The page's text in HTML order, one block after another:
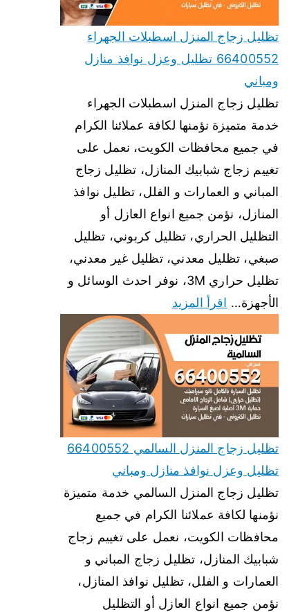
تظليل زجاج المنزل اسطبلات الجهراء
66400552 تظليل وعزل نوافذ منازل
ومباني
تظليل زجاج المنزل اسطبلات الجهراء
خدمة متميزة نؤمنها لكافة عملائنا الكرام
في جميع محافظات الكويت، نعمل على
تغييم زجاج شبابيك المنازل، تظليل زجاج
المباني و العمارات و الفلل، تظليل نوافذ
المنازل، نؤمن جميع انواع العازل أو
التظليل الحراري، تظليل كربوني، تظليل
صبغي، تظليل معدني، تظليل غير معدني،
تظليل حراري 3M، نوفر احدث الوسائل و
الأجهزة… اقرأ المزيد
تظليل زجاج المنزل السالمي 66400552
تظليل وعزل نوافذ منازل ومباني
تظليل زجاج المنزل السالمي خدمة متميزة
نؤمنها لكافة عملائنا الكرام في جميع
محافظات الكويت، نعمل على تغييم زجاج
شبابيك المنازل، تظليل زجاج المباني و
العمارات و الفلل، تظليل نوافذ المنازل،
نؤمن جميع انواع العازل أو التظليل